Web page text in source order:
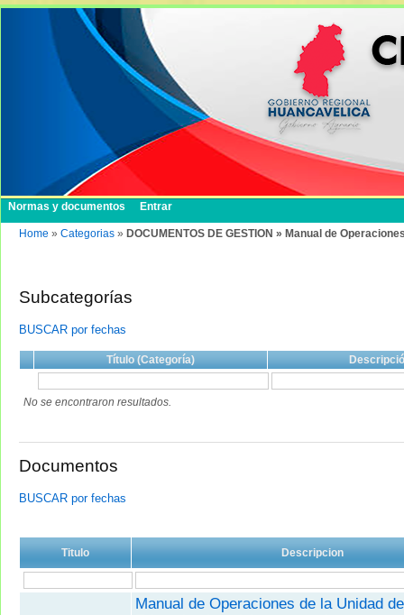
Normas y documentos Entrar
Home » Categorias » DOCUMENTOS DE GESTION » Manual de
Subcategorías
BUSCAR por fechas
Título (Categoría)
No se encontraron resultados.
Documentos
BUSCAR por fechas
Titulo Descripcion
Manual de Operaciones de la Unidad